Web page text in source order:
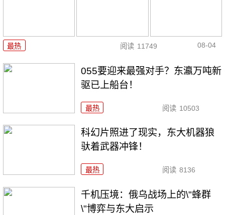
最热 阅读 11749 08-04
055要迎来最强对手？东瀛万吨新
驱已上船台！
最热 阅读 10503
科幻片照进了现实，东大机器狼
驮着武器冲锋！
最热 阅读 8136
千机压境：俄乌战场上的\"蜂群
\"博弈与东大启示